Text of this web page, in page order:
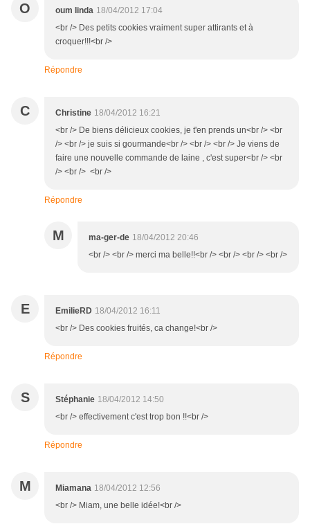
O oum linda 18/04/2012 17:04
<br /> Des petits cookies vraiment super attirants et à
croquer!!!<br />
Répondre
C Christine 18/04/2012 16:21
<br /> De biens délicieux cookies, je t'en prends un<br /> <br
/> <br /> je suis si gourmande<br /> <br /> <br /> Je viens de
faire une nouvelle commande de laine , c'est super<br /> <br
/> <br /> <br />
Répondre
M ma-ger-de 18/04/2012 20:46
<br /> <br /> merci ma belle!!<br /> <br /> <br /> <br />
E EmilieRD 18/04/2012 16:11
<br /> Des cookies fruités, ca change!<br />
Répondre
S Stéphanie 18/04/2012 14:50
<br /> effectivement c'est trop bon !!<br />
Répondre
M Miamana 18/04/2012 12:56
<br /> Miam, une belle idée!<br />